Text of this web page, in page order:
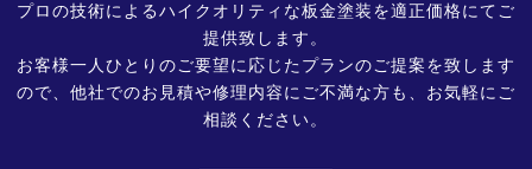
プロの技術によるハイクオリティな板金塗装を適正価格にてご
提供致します。
お客様一人ひとりのご要望に応じたプランのご提案を致します
ので、他社でのお見積や修理内容にご不満な方も、お気軽にご
相談ください。